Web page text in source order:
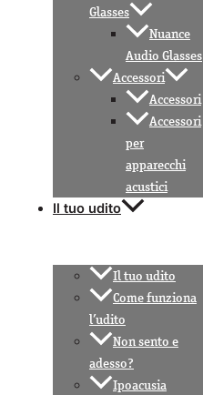
Glasses
Nuance
Audio Glasses
Accessori
Accessori
Accessori
per
apparecchi
acustici
Il tuo udito
Il tuo udito
Come funziona
l’udito
Non sento e
adesso?
Ipoacusia